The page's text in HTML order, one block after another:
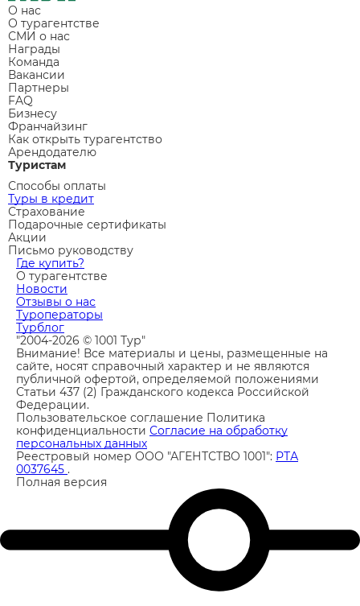
О нас
О турагентстве
СМИ о нас
Награды
Команда
Вакансии
Партнеры
FAQ
Бизнесу
Франчайзинг
Как открыть турагентство
Арендодателю
Туристам
Способы оплаты
Туры в кредит
Страхование
Подарочные сертификаты
Акции
Письмо руководству
Где купить?
О турагентстве
Новости
Отзывы о нас
Туроператоры
Турблог
"2004-2026 © 1001 Тур"
Внимание! Все материалы и цены, размещенные на
сайте, носят справочный характер и не являются
публичной офертой, определяемой положениями
Статьи 437 (2) Гражданского кодекса Российской
Федерации.
Пользовательское соглашение Политика
конфиденциальности Согласие на обработку
персональных данных
Реестровый номер ООО "АГЕНТСТВО 1001": РТА
0037645 .
Полная версия